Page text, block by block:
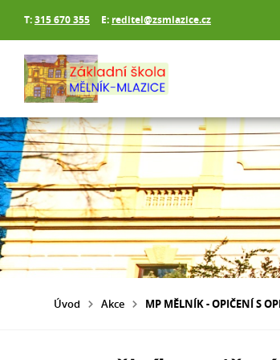
T:315 670 355 E: reditel@zsmlazice.cz
Úvod Akce MP MĚLNÍK - OPIČENÍ S